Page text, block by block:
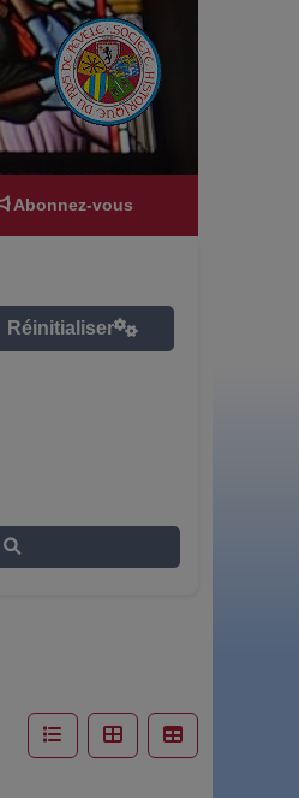
Abonnez-vous
Réinitialiser